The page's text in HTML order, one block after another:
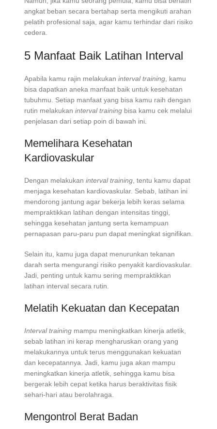
angkat beban secara bertahap serta mengikuti arahan
pelatih profesional saja, agar kamu terhindar dari risiko
cedera.
5 Manfaat Baik Latihan Interval
Apabila kamu rajin melakukan interval training , kamu
bisa dapatkan aneka manfaat baik untuk kesehatan
tubuhmu. Setiap manfaat yang bisa kamu raih dengan
rutin melakukan interval training bisa kamu cek melalui
penjelasan dari setiap poin di bawah ini.
Memelihara Kesehatan
Kardiovaskular
Dengan melakukan interval training , tentu kamu dapat
menjaga kesehatan kardiovaskular. Sebab, latihan ini
mendorong jantung agar bekerja lebih keras selama
mempraktikkan latihan dengan intensitas tinggi,
sehingga kesehatan jantung serta kemampuan
pernapasan paru-paru pun dapat meningkat signifikan.
Selain itu, kamu juga dapat menurunkan tekanan
darah serta mengurangi risiko penyakit kardiovaskular.
Jadi, penting untuk kamu sering mempraktikkan
latihan interval secara rutin.
Melatih Kekuatan dan Kecepatan
Interval training mampu meningkatkan kinerja atletik,
sebab latihan ini kerap mengharuskan orang yang
melakukannya untuk terus menggunakan kekuatan
dan kecepatannya. Jadi, kamu juga akan mampu
meningkatkan kinerja atletik, sehingga kamu bisa
bergerak lebih cepat ketika harus beraktivitas fisik
sehari-hari atau berolahraga.
Mengontrol Berat Badan